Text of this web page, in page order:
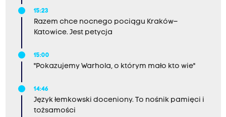
15:23
Razem chce nocnego pociągu Kraków–
Katowice. Jest petycja
15:00
"Pokazujemy Warhola, o którym mało kto wie"
14:46
Język łemkowski doceniony. To nośnik pamięci i
tożsamości